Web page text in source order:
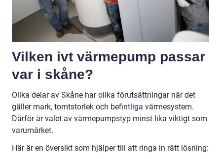
Vilken ivt värmepump passar
var i skåne?
Olika delar av Skåne har olika förutsättningar när det
gäller mark, tomtstorlek och befintliga värmesystem.
Därför är valet av värmepumpstyp minst lika viktigt som
varumärket.
Här är en översikt som hjälper till att ringa in rätt lösning: